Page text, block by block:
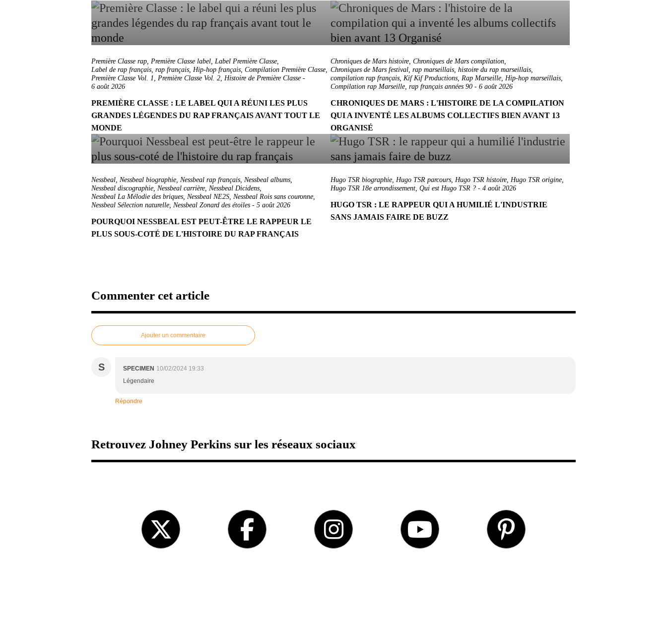
Première Classe rap, Première Classe label, Label Première Classe,
Label de rap français, rap français, Hip-hop français, Compilation Première Classe,
Première Classe Vol. 1, Première Classe Vol. 2, Histoire de Première Classe -
6 août 2026
PREMIÈRE CLASSE : LE LABEL QUI A RÉUNI LES PLUS
GRANDES LÉGENDES DU RAP FRANÇAIS AVANT TOUT LE
MONDE
Chroniques de Mars histoire, Chroniques de Mars compilation,
Chroniques de Mars festival, rap marseillais, histoire du rap marseillais,
compilation rap français, Kif Kif Productions, Rap Marseille, Hip-hop marseillais,
Compilation rap Marseille, rap français années 90 - 6 août 2026
CHRONIQUES DE MARS : L'HISTOIRE DE LA COMPILATION
QUI A INVENTÉ LES ALBUMS COLLECTIFS BIEN AVANT 13
ORGANISÉ
Nessbeal, Nessbeal biographie, Nessbeal rap français, Nessbeal albums,
Nessbeal discographie, Nessbeal carrière, Nessbeal Dicidens,
Nessbeal La Mélodie des briques, Nessbeal NE2S, Nessbeal Rois sans couronne,
Nessbeal Sélection naturelle, Nessbeal Zonard des étoiles - 5 août 2026
POURQUOI NESSBEAL EST PEUT-ÊTRE LE RAPPEUR LE
PLUS SOUS-COTÉ DE L'HISTOIRE DU RAP FRANÇAIS
Hugo TSR biographie, Hugo TSR parcours, Hugo TSR histoire, Hugo TSR origine,
Hugo TSR 18e arrondissement, Qui est Hugo TSR ? - 4 août 2026
HUGO TSR : LE RAPPEUR QUI A HUMILIÉ L'INDUSTRIE
SANS JAMAIS FAIRE DE BUZZ
Commenter cet article
Ajouter un commentaire
S SPECIMEN 10/02/2024 19:33
Légendaire
Répondre
Retrouvez Johney Perkins sur les réseaux sociaux